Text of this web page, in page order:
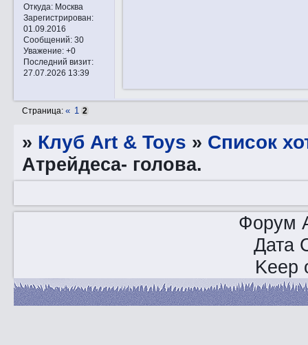
Откуда:Москва
Зарегистрирован:
01.09.2016
Сообщений:30
Уважение: +0
Последний визит:
27.07.2026 13:39
Страница:« 1 2
» Клуб Art & Toys » Список
Атрейдеса- голова.
Форум
Дата
Keep